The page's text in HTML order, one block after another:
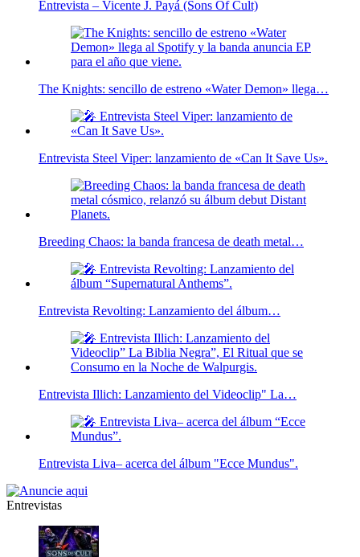
Entrevista – Vicente J. Payá (Sons Of Cult)
The Knights: sencillo de estreno «Water Demon» llega…
Entrevista Steel Viper: lanzamiento de «Can It Save Us».
Breeding Chaos: la banda francesa de death metal…
Entrevista Revolting: Lanzamiento del álbum…
Entrevista Illich: Lanzamiento del Videoclip" La…
Entrevista Liva– acerca del álbum "Ecce Mundus".
Entrevistas